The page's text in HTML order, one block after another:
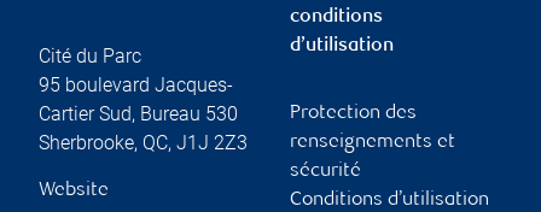
Cité du Parc
95 boulevard Jacques-
Cartier Sud, Bureau 530
Sherbrooke, QC, J1J 2Z3
Website
conditions
d’utilisation
Protection des
renseignements et
sécurité
Conditions d’utilisation